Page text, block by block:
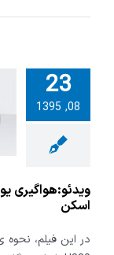
23
08, 1395
یونیت ABS برلیانس
H320 با دیاگ جی
اسکن